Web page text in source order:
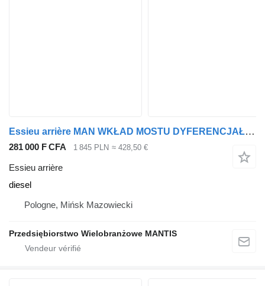
Essieu arrière MAN WKŁAD MOSTU DYFERENCJAŁ MAN TGX TGS TGA 38:15 pour tracteur routier
281 000 F CFA 1 845 PLN ≈ 428,50 €
Essieu arrière
diesel
Pologne, Mińsk Mazowiecki
Przedsiębiorstwo Wielobranżowe MANTIS